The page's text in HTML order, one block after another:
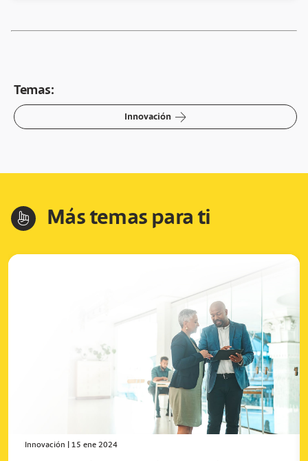
Temas:
Innovación arrow-right
hand-index Más temas para ti
Innovación 15 ene 2024